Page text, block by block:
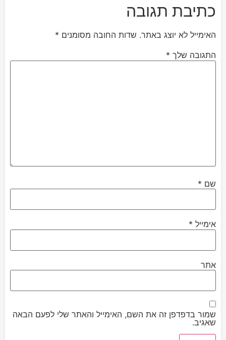
כתיבת תגובה
האימייל לא יוצג באתר. שדות החובה מסומנים *
התגובה שלך *
שם *
אימייל *
אתר
שמור בדפדפן זה את השם, האימייל והאתר שלי לפעם הבאה
שאגיב.